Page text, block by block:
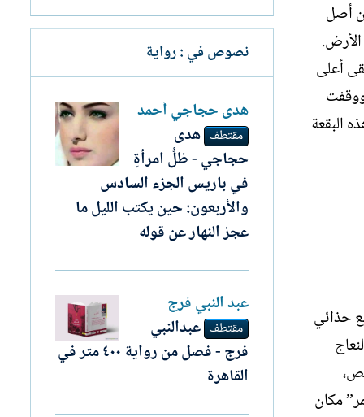
أصل
أعلى
البقعة
حذائي
مكان
نصوص في : رواية
ھدى حجاجي أحمد
مقتطف هدى
حجاجي - ظلُّ امرأةٍ
في باريس الجزء السادس
والأربعون: حين يكتب الليل ما
عجز النهار عن قوله
عبد النبي فرج
مقتطف عبدالنبي
فرج - فصل من رواية ٤٠٠ متر في
القاهرة